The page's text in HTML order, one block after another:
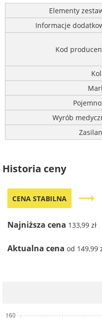
Elementy
Informacje
Kod
Wyrób
Historia ceny
CENA STABILNA trending_flat
Najniższa cena 133,99 zł
Aktualna cena od 149,99